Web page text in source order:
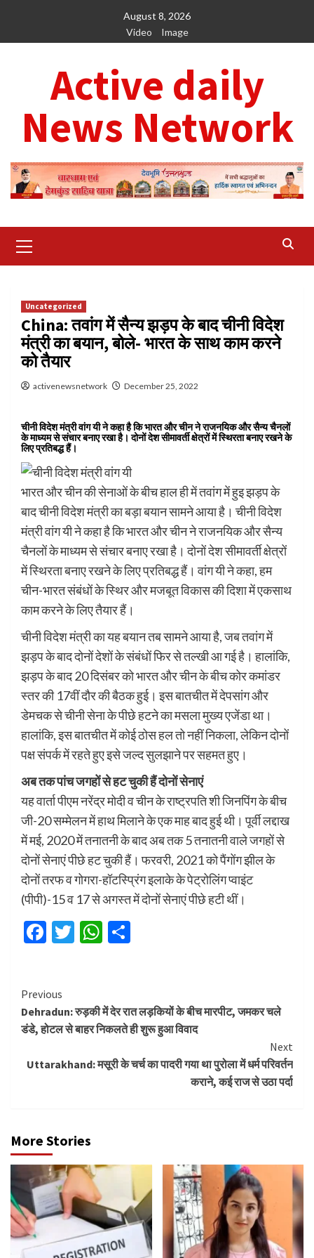
content
August 8, 2026
Video
Image
Active daily
News Network
Menu
Uncategorized
China: तवांग में सैन्य झड़प के बाद चीनी विदेश
मंत्री का बयान, बोले- भारत के साथ काम करने
को तैयार
activenewsnetwork December 25, 2022
चीनी विदेश मंत्री वांग यी ने कहा है कि भारत और चीन ने राजनयिक और सैन्य चैनलों
के माध्यम से संचार बनाए रखा है। दोनों देश सीमावर्ती क्षेत्रों में स्थिरता बनाए रखने के
लिए प्रतिबद्ध हैं।
भारत और चीन की सेनाओं के बीच हाल ही में तवांग में हुइ झड़प के
बाद चीनी विदेश मंत्री का बड़ा बयान सामने आया है। चीनी विदेश
मंत्री वांग यी ने कहा है कि भारत और चीन ने राजनयिक और सैन्य
चैनलों के माध्यम से संचार बनाए रखा है। दोनों देश सीमावर्ती क्षेत्रों
में स्थिरता बनाए रखने के लिए प्रतिबद्ध हैं। वांग यी ने कहा, हम
चीन-भारत संबंधों के स्थिर और मजबूत विकास की दिशा में एकसाथ
काम करने के लिए तैयार हैं।
चीनी विदेश मंत्री का यह बयान तब सामने आया है, जब तवांग में
झड़प के बाद दोनों देशों के संबंधों फिर से तल्खी आ गई है। हालांकि,
झड़प के बाद 20 दिसंबर को भारत और चीन के बीच कोर कमांडर
स्तर की 17वीं दौर की बैठक हुई। इस बातचीत में देपसांग और
डेमचक से चीनी सेना के पीछे हटने का मसला मुख्य एजेंडा था।
हालांकि, इस बातचीत में कोई ठोस हल तो नहीं निकला, लेकिन दोनों
पक्ष संपर्क में रहते हुए इसे जल्द सुलझाने पर सहमत हुए।
अब तक पांच जगहों से हट चुकी हैं दोनों सेनाएं
यह वार्ता पीएम नरेंद्र मोदी व चीन के राष्ट्रपति शी जिनपिंग के बीच
जी-20 सम्मेलन में हाथ मिलाने के एक माह बाद हुई थी। पूर्वी लद्दाख
में मई, 2020 में तनातनी के बाद अब तक 5 तनातनी वाले जगहों से
दोनों सेनाएं पीछे हट चुकी हैं। फरवरी, 2021 को पैंगोंग झील के
दोनों तरफ व गोगरा-हॉटस्प्रिंग इलाके के पेट्रोलिंग प्वाइंट
(पीपी)-15 व 17 से अगस्त में दोनों सेनाएं पीछे हटी थीं।
Facebook
TwitterWhatsApp
Continue
Reading
Previous
Dehradun: रुड़की में देर रात लड़कियों के बीच मारपीट, जमकर चले
डंडे, होटल से बाहर निकलते ही शुरू हुआ विवाद
Next
Uttarakhand: मसूरी के चर्च का पादरी गया था पुरोला में धर्म परिवर्तन
कराने, कई राज से उठा पर्दा
More Stories